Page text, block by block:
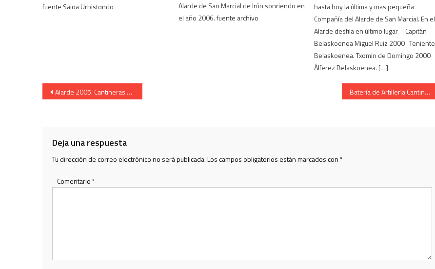
fuente Saioa Urbistondo
Alarde de San Marcial de Irún sonriendo en
el año 2006. fuente archivo
hasta hoy la última y mas pequeña
Compañía del Alarde de San Marcial. En el
Alarde desfila en último lugar Capitán
Belaskoenea Miguel Ruiz 2000 Teniente
Belaskoenea. Txomin de Domingo 2000
Álferez Belaskoenea. […]
Navegación
Alarde 2005. Cantineras de Behobia, Uranzu y San Miguel. Guapas, guapas… Batería de Artillería Cantinera María García Cuadrado saludando 2006
Deja una respuesta
Tu dirección de correo electrónico no será publicada.Los campos obligatorios están marcados con *
Comentario *